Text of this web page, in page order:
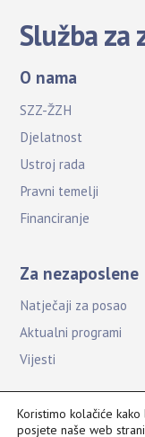
Služba za
O nama
SZZ-ŽZH
Djelatnost
Ustroj rada
Pravni temelji
Financiranje
Za nezaposlene
Natječaji za posao
Aktualni programi
Vijesti
Koristimo kolačiće
posjete naše web